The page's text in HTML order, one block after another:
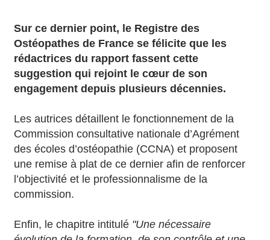
Sur ce dernier point, le Registre des
Ostéopathes de France se félicite que les
rédactrices du rapport fassent cette
suggestion qui rejoint le cœur de son
engagement depuis plusieurs décennies.
Les autrices détaillent le fonctionnement de la
Commission consultative nationale d’Agrément
des écoles d’ostéopathie (CCNA) et proposent
une remise à plat de ce dernier afin de renforcer
l’objectivité et le professionnalisme de la
commission.
Enfin, le chapitre intitulé "Une nécessaire